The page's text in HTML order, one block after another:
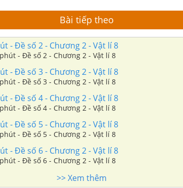
Bài tiếp theo
- Đề số 2 - Chương 2 - Vật lí 8
- Đề số 2 - Chương 2 - Vật lí 8
- Đề số 3 - Chương 2 - Vật lí 8
- Đề số 3 - Chương 2 - Vật lí 8
- Đề số 4 - Chương 2 - Vật lí 8
- Đề số 4 - Chương 2 - Vật lí 8
- Đề số 5 - Chương 2 - Vật lí 8
- Đề số 5 - Chương 2 - Vật lí 8
- Đề số 6 - Chương 2 - Vật lí 8
- Đề số 6 - Chương 2 - Vật lí 8
>> Xem thêm